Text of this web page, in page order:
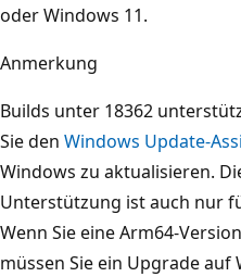
oder Windows 11.
Anmerkung
Builds unter 18362
Sie den Windows Update-
Windows zu aktualisieren.
Unterstützung ist auch nur
Wenn Sie eine Arm64-
müssen Sie ein Upgrade auf